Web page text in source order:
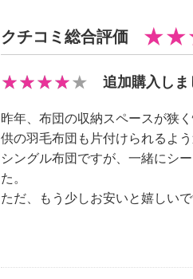
【素材・材質・成分】
＜ハードボックス＞
・本体：ポリプロピレン１００％
＜収納袋＞
・本体：ポリプロピレン１００％
＜除湿シート＞
・外袋：ポリエステル１００％
・中材：シリカゲルＢタイプ
・収納袋：（展開時）約１２０×
クチコミ総合評価
追加購入しま
昨年、布団の収納スペースが狭
供の羽毛布団も片付けられるよ
シングル布団ですが、一緒にシ
た。
ただ、もう少しお安いと嬉しいで